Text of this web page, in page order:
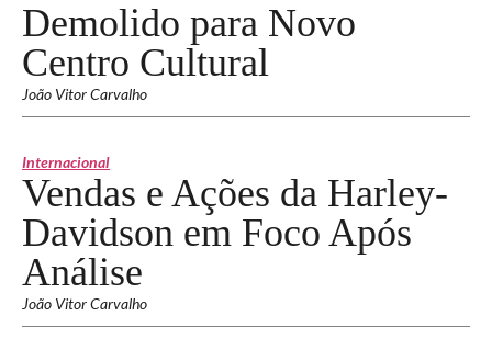
Demolido para Novo
Centro Cultural
João Vitor Carvalho
Internacional
Vendas e Ações da Harley-
Davidson em Foco Após
Análise
João Vitor Carvalho